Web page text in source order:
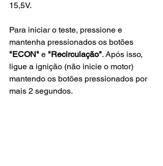
15,5V.
Para iniciar o teste, pressione e
mantenha pressionados os botões
"ECON" e "Recirculação". Após isso,
ligue a ignição (não inicie o motor)
mantendo os botões pressionados por
mais 2 segundos.